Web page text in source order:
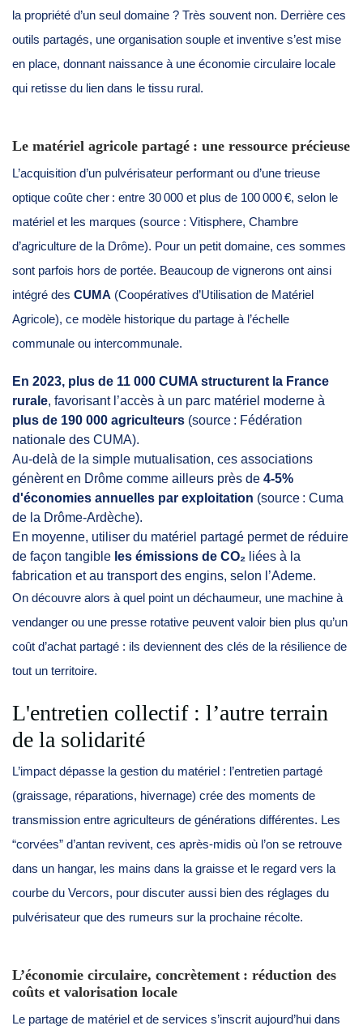
la propriété d’un seul domaine ? Très souvent non. Derrière ces
outils partagés, une organisation souple et inventive s’est mise
en place, donnant naissance à une économie circulaire locale
qui retisse du lien dans le tissu rural.
Le matériel agricole partagé : une ressource précieuse
L’acquisition d’un pulvérisateur performant ou d’une trieuse
optique coûte cher : entre 30 000 et plus de 100 000 €, selon le
matériel et les marques (source : Vitisphere, Chambre
d’agriculture de la Drôme). Pour un petit domaine, ces sommes
sont parfois hors de portée. Beaucoup de vignerons ont ainsi
intégré des CUMA (Coopératives d’Utilisation de Matériel
Agricole), ce modèle historique du partage à l’échelle
communale ou intercommunale.
En 2023, plus de 11 000 CUMA structurent la France
rurale, favorisant l’accès à un parc matériel moderne à
plus de 190 000 agriculteurs (source : Fédération
nationale des CUMA).
Au-delà de la simple mutualisation, ces associations
génèrent en Drôme comme ailleurs près de 4-5%
d'économies annuelles par exploitation (source : Cuma
de la Drôme-Ardèche).
En moyenne, utiliser du matériel partagé permet de réduire
de façon tangible les émissions de CO₂ liées à la
fabrication et au transport des engins, selon l’Ademe.
On découvre alors à quel point un déchaumeur, une machine à
vendanger ou une presse rotative peuvent valoir bien plus qu’un
coût d’achat partagé : ils deviennent des clés de la résilience de
tout un territoire.
L'entretien collectif : l’autre terrain
de la solidarité
L’impact dépasse la gestion du matériel : l’entretien partagé
(graissage, réparations, hiver­nage) crée des moments de
transmission entre agriculteurs de générations différentes. Les
“corvées” d’antan revivent, ces après-midis où l’on se retrouve
dans un hangar, les mains dans la graisse et le regard vers la
courbe du Vercors, pour discuter aussi bien des réglages du
pulvérisateur que des rumeurs sur la prochaine récolte.
L’économie circulaire, concrètement : réduction des
coûts et valorisation locale
Le partage de matériel et de services s’inscrit aujourd’hui dans